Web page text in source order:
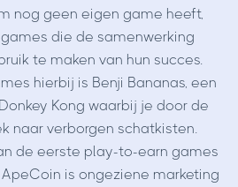
nog geen eigen game heeft,
die de samenwerking
te maken van hun succes.
hierbij is Benji Bananas, een
Kong waarbij je door de
naar verborgen schatkisten.
de eerste play-to-earn games
is ongeziene marketing